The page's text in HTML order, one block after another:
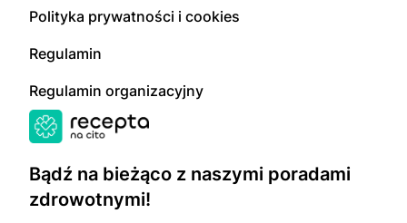
Bądź na bieżąco z naszymi poradami
zdrowotnymi!
Polityka prywatności i cookies
Regulamin
Regulamin organizacyjny